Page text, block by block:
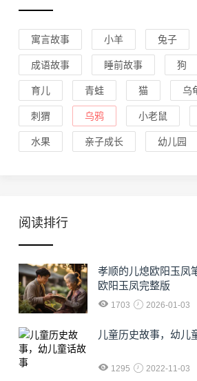
寓言故事 小羊 兔子
成语故事 睡前故事 狗
育儿 青蛙 猫 乌
刺猬 乌鸦 小老鼠
水果 亲子成长 幼儿园
阅读排行
孝顺的儿熄欧阳玉凤
欧阳玉凤完整版
1703 2026-01-03
儿童历史故事，幼儿
1295 2022-11-03